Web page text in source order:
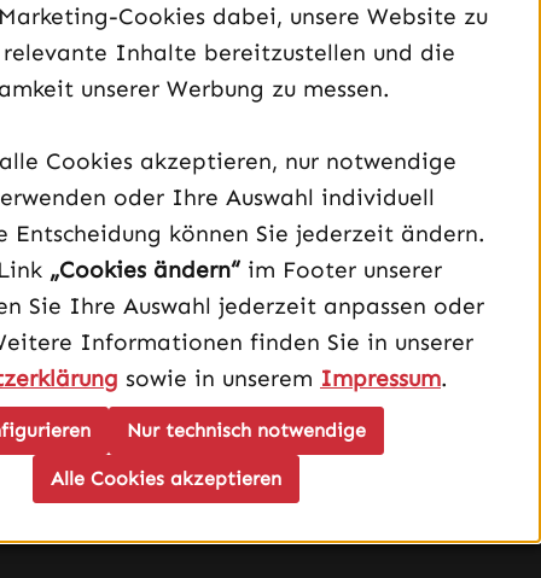
Schau auf Instagram vorbei – öffnet in neuem Tab
Sieh dir unsere TikTok-Videos an – öffnet in neuem
Sieh dir unsere Videos auf YouTube an – öffnet
Infos
Service
Unsere Versand- und Zahlungsarten:
Cookies dabei, unsere Website zu
relevante Inhalte bereitzustellen und die
unserer Werbung zu messen.
Cookies akzeptieren, nur notwendige
oder Ihre Auswahl individuell
Entscheidung können Sie jederzeit ändern.
„Cookies ändern“im Footer unserer
Sie Ihre Auswahl jederzeit anpassen oder
Informationen finden Sie in unserer
sowie in unserem Impressum.
Nur technisch notwendige
Alle Cookies akzeptieren